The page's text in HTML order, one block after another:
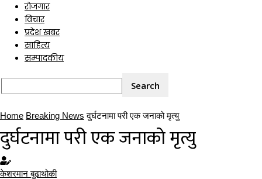
रोजगार
विचार
प्रदेश खबर
साहित्य
सम्पादकीय
Home Breaking News दुर्घटनामा परी एक जनाको मृत्यु
दुर्घटनामा परी एक जनाको मृत्यु
केशरमान बुढाथोकी